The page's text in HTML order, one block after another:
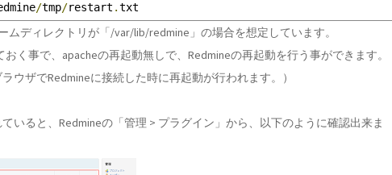
/tmp/restart .txt
ムディレクトリが「/var/lib/redmine」の場合を想定しています。
おく事で、apacheの再起動無しで、Redmineの再起動を行う事ができます。
ウザでRedmineに接続した時に再起動が行われます。）
いると、Redmineの「管理 > プラグイン」から、以下のように確認出来ま